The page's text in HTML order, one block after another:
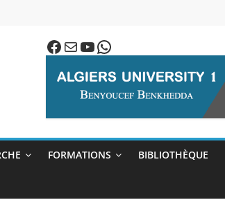
Facebook
E-mailYouTube
WhatsApp
FORMATIONS BIBLIOTHÈQUE